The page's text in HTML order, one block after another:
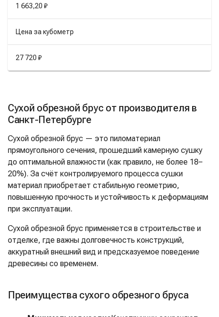
1 663,20 ₽
Цена за кубометр
27 720 ₽
Сухой обрезной брус от производителя в
Санкт-Петербурге
Сухой обрезной брус — это пиломатериал
прямоугольного сечения, прошедший камерную сушку
до оптимальной влажности (как правило, не более 18–
20%). За счёт контролируемого процесса сушки
материал приобретает стабильную геометрию,
повышенную прочность и устойчивость к деформациям
при эксплуатации.
Сухой обрезной брус применяется в строительстве и
отделке, где важны долговечность конструкций,
аккуратный внешний вид и предсказуемое поведение
древесины со временем.
Преимущества сухого обрезного бруса